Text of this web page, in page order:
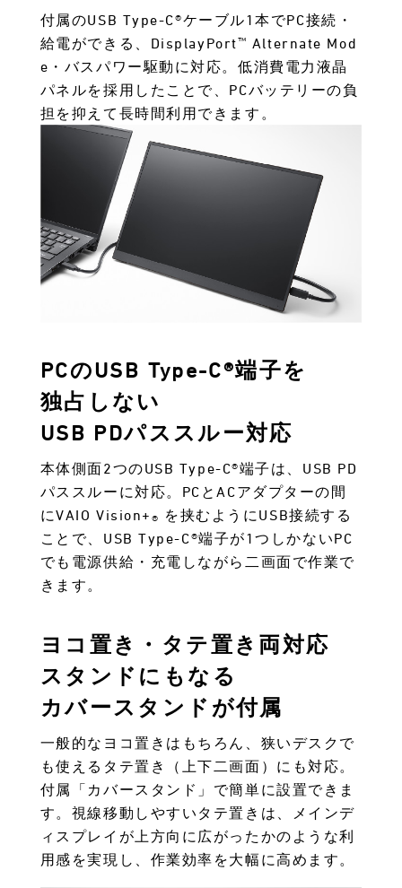
付属のUSB Type-C®ケーブル1本でPC接続・
給電ができる、DisplayPort™ Alternate Mod
e・バスパワー駆動に対応。低消費電力液晶
パネルを採用したことで、PCバッテリーの負
担を抑えて長時間利用できます。
PCのUSB Type-C®端子を
独占しない
USB PDパススルー対応
本体側面2つのUSB Type-C®端子は、USB PD
パススルーに対応。PCとACアダプターの間
にVAIO Vision+® を挟むようにUSB接続する
ことで、USB Type-C®端子が1つしかないPC
でも電源供給・充電しながら二画面で作業で
きます。
ヨコ置き・タテ置き両対応
スタンドにもなる
カバースタンドが付属
一般的なヨコ置きはもちろん、狭いデスクで
も使えるタテ置き（上下二画面）にも対応。
付属「カバースタンド」で簡単に設置できま
す。視線移動しやすいタテ置きは、メインデ
ィスプレイが上方向に広がったかのような利
用感を実現し、作業効率を大幅に高めます。